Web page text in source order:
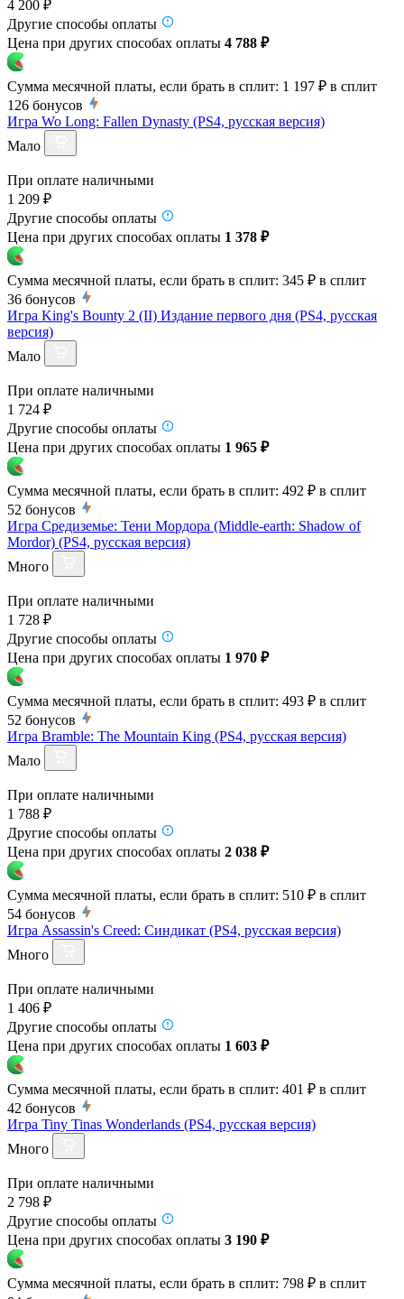
4 200 ₽
Другие способы оплаты
Цена при других способах оплаты 4 788 ₽
Сумма месячной платы, если брать в сплит: 1 197 ₽ в сплит
126 бонусов
Игра Wo Long: Fallen Dynasty (PS4, русская версия)
Мало
При оплате наличными
1 209 ₽
Другие способы оплаты
Цена при других способах оплаты 1 378 ₽
Сумма месячной платы, если брать в сплит: 345 ₽ в сплит
36 бонусов
Игра King's Bounty 2 (II) Издание первого дня (PS4, русская
версия)
Мало
При оплате наличными
1 724 ₽
Другие способы оплаты
Цена при других способах оплаты 1 965 ₽
Сумма месячной платы, если брать в сплит: 492 ₽ в сплит
52 бонусов
Игра Средиземье: Тени Мордора (Middle-earth: Shadow of
Mordor) (PS4, русская версия)
Много
При оплате наличными
1 728 ₽
Другие способы оплаты
Цена при других способах оплаты 1 970 ₽
Сумма месячной платы, если брать в сплит: 493 ₽ в сплит
52 бонусов
Игра Bramble: The Mountain King (PS4, русская версия)
Мало
При оплате наличными
1 788 ₽
Другие способы оплаты
Цена при других способах оплаты 2 038 ₽
Сумма месячной платы, если брать в сплит: 510 ₽ в сплит
54 бонусов
Игра Assassin's Creed: Синдикат (PS4, русская версия)
Много
При оплате наличными
1 406 ₽
Другие способы оплаты
Цена при других способах оплаты 1 603 ₽
Сумма месячной платы, если брать в сплит: 401 ₽ в сплит
42 бонусов
Игра Tiny Tinas Wonderlands (PS4, русская версия)
Много
При оплате наличными
2 798 ₽
Другие способы оплаты
Цена при других способах оплаты 3 190 ₽
Сумма месячной платы, если брать в сплит: 798 ₽ в сплит